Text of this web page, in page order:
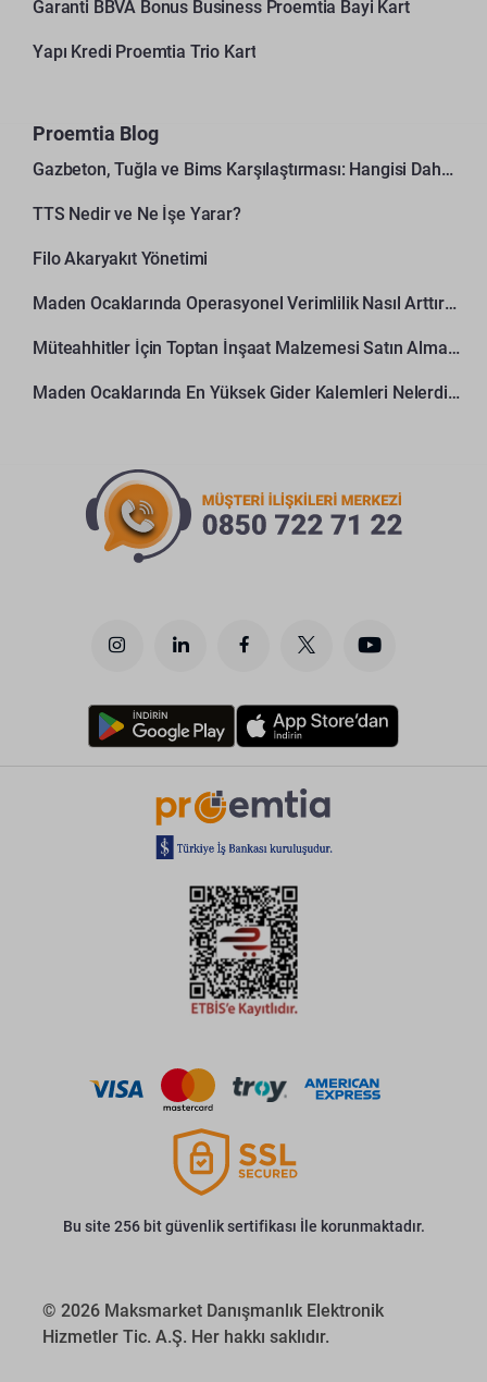
Garanti BBVA Bonus Business Proemtia Bayi Kart
Yapı Kredi Proemtia Trio Kart
Proemtia Blog
Gazbeton, Tuğla ve Bims Karşılaştırması: Hangisi Daha Avantajlı?
TTS Nedir ve Ne İşe Yarar?
Filo Akaryakıt Yönetimi
Maden Ocaklarında Operasyonel Verimlilik Nasıl Arttırılır?
Müteahhitler İçin Toptan İnşaat Malzemesi Satın Alma Rehberi
Maden Ocaklarında En Yüksek Gider Kalemleri Nelerdir?
Bu site 256 bit güvenlik sertifikası İle korunmaktadır.
© 2026 Maksmarket Danışmanlık Elektronik
Hizmetler Tic. A.Ş. Her hakkı saklıdır.